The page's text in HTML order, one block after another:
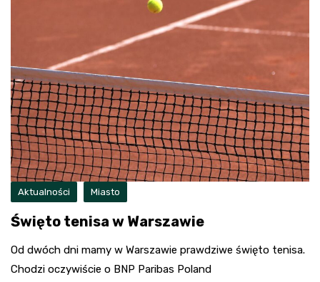
Aktualności Miasto
Święto tenisa w Warszawie
Od dwóch dni mamy w Warszawie prawdziwe święto tenisa.
Chodzi oczywiście o BNP Paribas Poland